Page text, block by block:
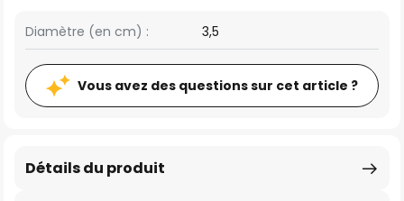
Diamètre (en cm) : 3,5
Vous avez des questions sur cet article ?
Détails du produit